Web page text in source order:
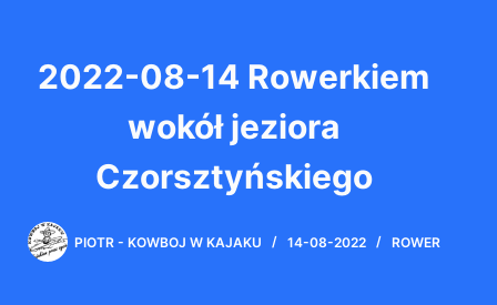
2022-08-14 Rowerkiem
wokół jeziora
Czorsztyńskiego
PIOTR - KOWBOJ W KAJAKU 14-08-2022 ROWER